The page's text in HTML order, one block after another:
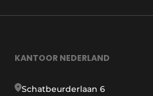
KANTOOR NEDERLAND
Schatbeurderlaan 6